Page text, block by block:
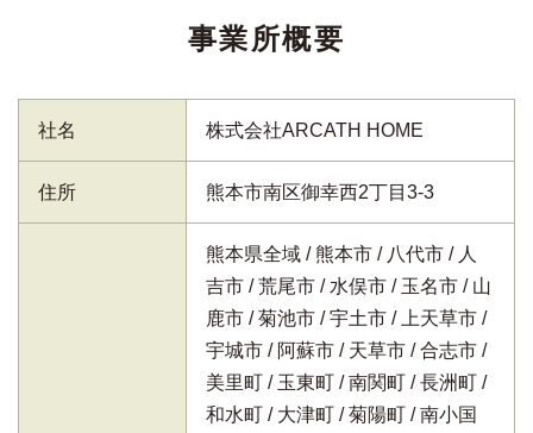
事業所概要
社名 株式会社ARCATH HOME
住所 熊本市南区御幸西2丁目3-3
熊本県全域 熊本市 八代市
人
吉市
荒尾市 水俣市 玉名市
山
鹿市
菊池市 宇土市
上天草市
宇城市
阿蘇市 天草市
合志市
美里町
玉東町 南関町
長洲町
和水町
大津町 菊陽町
南小国